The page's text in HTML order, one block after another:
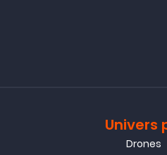
Univers
Drones